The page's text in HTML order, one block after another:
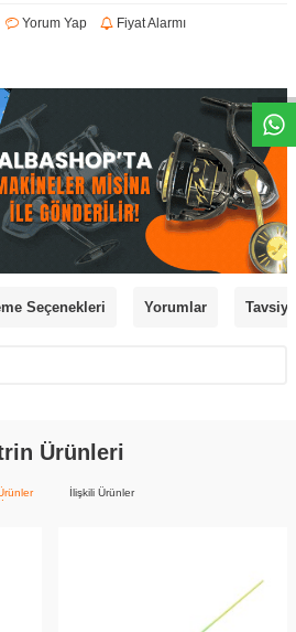
Yorum Yap Fiyat Alarmı
Seçenekleri Yorumlar
Ürünleri
İlişkili Ürünler